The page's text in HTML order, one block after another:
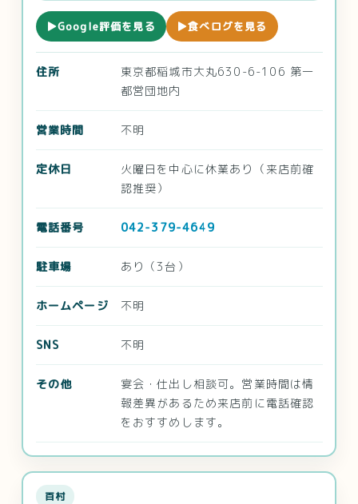
▶Google評価を見る ▶食べログを見る
住所
東京都稲城市大丸630-6-106 第一
都営団地内
営業時間 不明
定休日
火曜日を中心に休業あり（来店前確
認推奨）
電話番号 042-379-4649
駐車場 あり（3台）
ホームページ 不明
SNS 不明
その他
宴会・仕出し相談可。営業時間は情
報差異があるため来店前に電話確認
をおすすめします。
百村